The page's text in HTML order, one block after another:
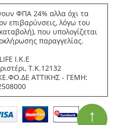
ΦΠΑ 24% αλλα όχι τα
επιβαρύνσεις, λόγω του
που υπολογίζεται
παραγγελίας.
Ι.Κ.Ε
Τ.Κ.12132
ΑΤΤΙΚΗΣ - ΓΕΜΗ:
↑